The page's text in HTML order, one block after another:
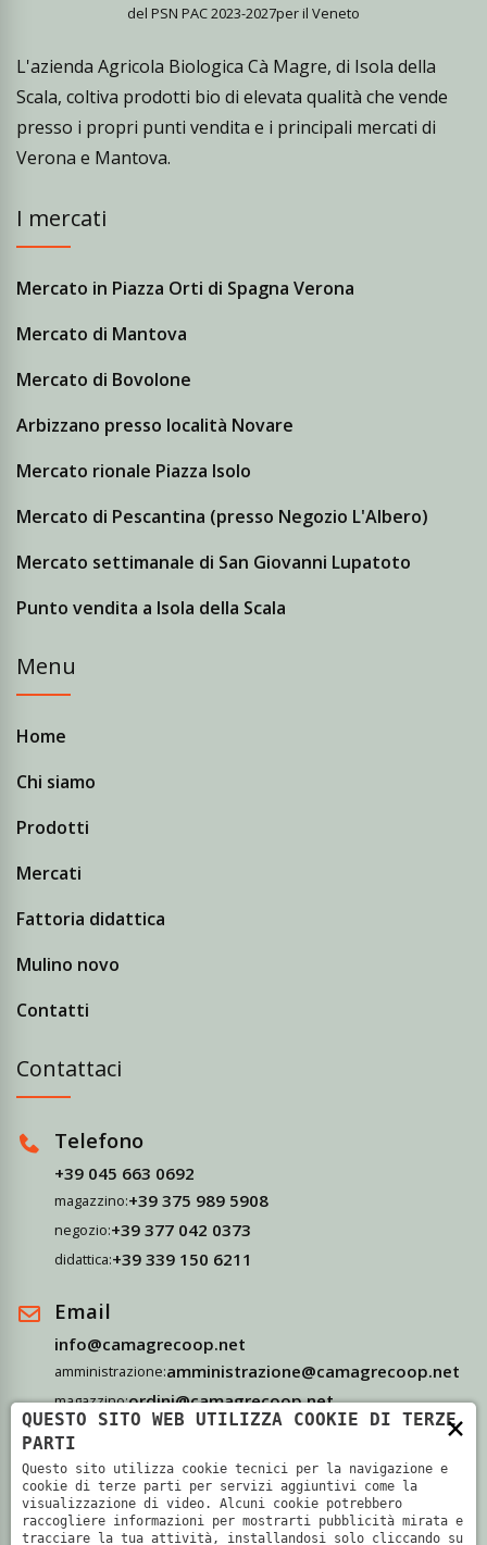
del PSN PAC 2023-2027per il Veneto
L'azienda Agricola Biologica Cà Magre, di Isola della
Scala, coltiva prodotti bio di elevata qualità che vende
presso i propri punti vendita e i principali mercati di
Verona e Mantova.
I mercati
Mercato in Piazza Orti di Spagna Verona
Mercato di Mantova
Mercato di Bovolone
Arbizzano presso località Novare
Mercato rionale Piazza Isolo
Mercato di Pescantina (presso Negozio L'Albero)
Mercato settimanale di San Giovanni Lupatoto
Punto vendita a Isola della Scala
Menu
Home
Chi siamo
Prodotti
Mercati
Fattoria didattica
Mulino novo
Contatti
Contattaci
Telefono
+39 045 663 0692
magazzino:+39 375 989 5908
negozio:+39 377 042 0373
didattica:+39 339 150 6211
Email
info@camagrecoop.net
amministrazione:amministrazione@camagrecoop.net
magazzino:ordini@camagrecoop.net
didattica:didattica@camagrecoop.net
Indirizzo
Via Camagre, 69 - 37063 Isola Della Scala, Verona
×
QUESTO SITO WEB UTILIZZA COOKIE DI TERZE
PARTI
Questo sito utilizza cookie tecnici per la navigazione e
cookie di terze parti per servizi aggiuntivi come la
visualizzazione di video. Alcuni cookie potrebbero
raccogliere informazioni per mostrarti pubblicità mirata e
tracciare la tua attività, installandosi solo cliccando su